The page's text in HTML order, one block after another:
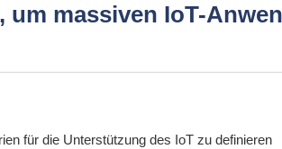
massiven IoT-
für die Unterstützung des IoT zu definieren